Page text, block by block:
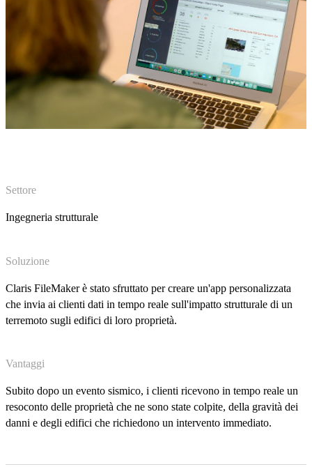
Settore
Ingegneria strutturale
Soluzione
Claris FileMaker è stato sfruttato per creare un'app personalizzata
che invia ai clienti dati in tempo reale sull'impatto strutturale di un
terremoto sugli edifici di loro proprietà.
Vantaggi
Subito dopo un evento sismico, i clienti ricevono in tempo reale un
resoconto delle proprietà che ne sono state colpite, della gravità dei
danni e degli edifici che richiedono un intervento immediato.